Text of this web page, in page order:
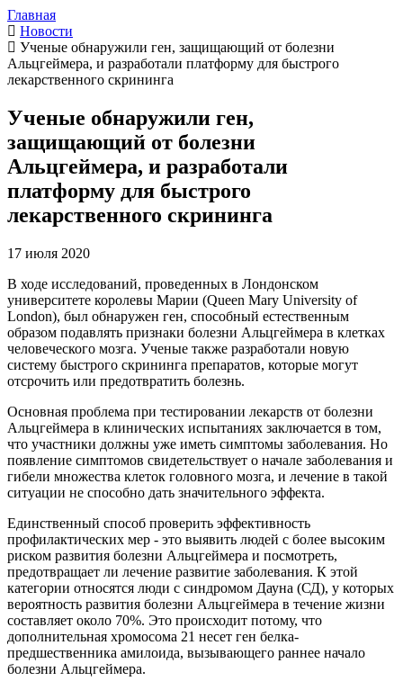
Главная
Новости
Ученые обнаружили ген, защищающий от болезни
Альцгеймера, и разработали платформу для быстрого
лекарственного скрининга
Ученые обнаружили ген,
защищающий от болезни
Альцгеймера, и разработали
платформу для быстрого
лекарственного скрининга
17 июля 2020
В ходе исследований, проведенных в Лондонском
университете королевы Марии (Queen Mary University of
London), был обнаружен ген, способный естественным
образом подавлять признаки болезни Альцгеймера в клетках
человеческого мозга. Ученые также разработали новую
систему быстрого скрининга препаратов, которые могут
отсрочить или предотвратить болезнь.
Основная проблема при тестировании лекарств от болезни
Альцгеймера в клинических испытаниях заключается в том,
что участники должны уже иметь симптомы заболевания. Но
появление симптомов свидетельствует о начале заболевания и
гибели множества клеток головного мозга, и лечение в такой
ситуации не способно дать значительного эффекта.
Единственный способ проверить эффективность
профилактических мер - это выявить людей с более высоким
риском развития болезни Альцгеймера и посмотреть,
предотвращает ли лечение развитие заболевания. К этой
категории относятся люди с синдромом Дауна (СД), у которых
вероятность развития болезни Альцгеймера в течение жизни
составляет около 70%. Это происходит потому, что
дополнительная хромосома 21 несет ген белка-
предшественника амилоида, вызывающего раннее начало
болезни Альцгеймера.